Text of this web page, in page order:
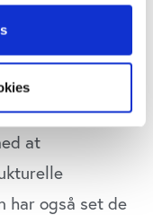
dit samtykke
på "Privacy
din placering,
meter
en scanning af
af en
mod
produkter og
også god
at
har også set de